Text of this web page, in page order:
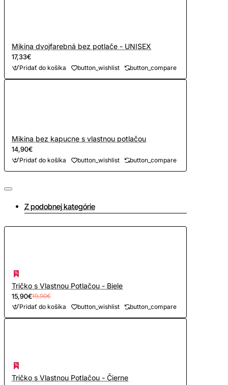
Mikina dvojfarebná bez potlače - UNISEX
17,33€
Pridať do košíka button_wishlist button_compare
Mikina bez kapucne s vlastnou potlačou
14,90€
Pridať do košíka button_wishlist button_compare
Z podobnej kategórie
Tričko s Vlastnou Potlačou - Biele
15,90€19,90€
Pridať do košíka button_wishlist button_compare
Tričko s Vlastnou Potlačou - Čierne